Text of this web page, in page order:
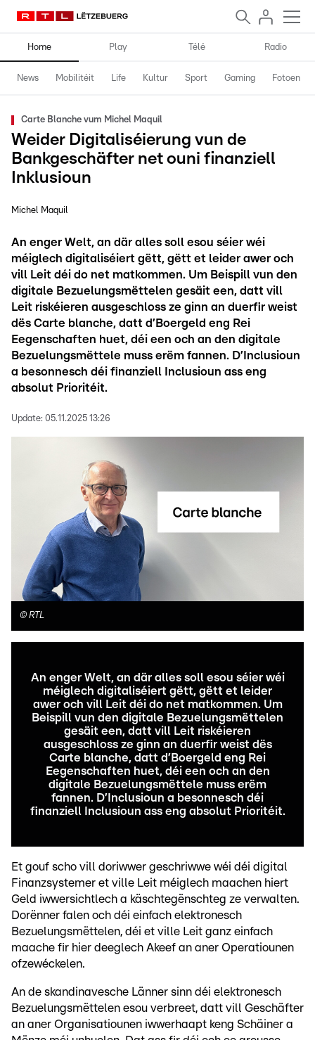
Home Play Télé Radio
News Mobilitéit Life Kultur Sport Gaming Fotoen
Carte Blanche vum Michel Maquil
Weider Digitaliséierung vun de
Bankgeschäfter net ouni finanziell
Inklusioun
Michel Maquil
An enger Welt, an där alles soll esou séier wéi
méiglech digitaliséiert gëtt, gëtt et leider awer och
vill Leit déi do net matkommen. Um Beispill vun den
digitale Bezuelungsmëttelen gesäit een, datt vill
Leit riskéieren ausgeschloss ze ginn an duerfir weist
dës Carte blanche, datt d’Boergeld eng Rei
Eegenschaften huet, déi een och an den digitale
Bezuelungsmëttele muss erëm fannen. D’Inclusioun
a besonnesch déi finanziell Inclusioun ass eng
absolut Prioritéit.
Update: 05.11.2025 13:26
© RTL
An enger Welt, an där alles soll esou séier wéi
méiglech digitaliséiert gëtt, gëtt et leider
awer och vill Leit déi do net matkommen. Um
Beispill vun den digitale Bezuelungsmëttelen
gesäit een, datt vill Leit riskéieren
ausgeschloss ze ginn an duerfir weist dës
Carte blanche, datt d’Boergeld eng Rei
Eegenschaften huet, déi een och an den
digitale Bezuelungsmëttele muss erëm
fannen. D’Inclusioun a besonnesch déi
finanziell Inclusioun ass eng absolut Prioritéit.
Et gouf scho vill doriwwer geschriwwe wéi déi digital
Finanzsystemer et ville Leit méiglech maachen hiert
Geld iwwersichtlech a käschtegënschteg ze verwalten.
Dorënner falen och déi einfach elektronesch
Bezuelungsmëttelen, déi et ville Leit ganz einfach
maache fir hier deeglech Akeef an aner Operatiounen
ofzewéckelen.
An de skandinavesche Länner sinn déi elektronesch
Bezuelungsmëttelen esou verbreet, datt vill Geschäfter
an aner Organisatiounen iwwerhaapt keng Schäiner a